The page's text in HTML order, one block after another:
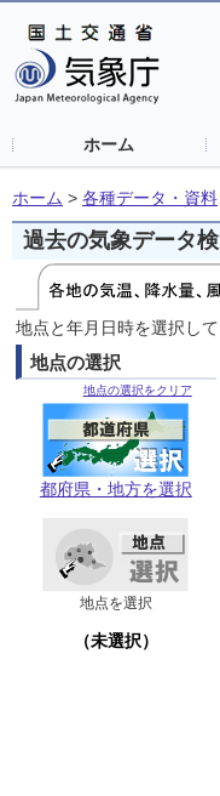
ホーム
ホーム > 各種データ・資料
過去の気象データ
地点と年月日時を選択し
地点の選択
地点の選択をクリア
都府県・地方を選択
地点を選択
（未選択）